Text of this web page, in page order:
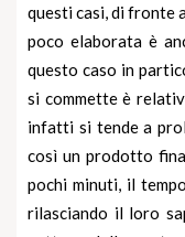
questi casi, di fronte
poco elaborata è
questo caso in
si commette è
infatti si tende a
così un prodotto
pochi minuti, il
rilasciando il loro